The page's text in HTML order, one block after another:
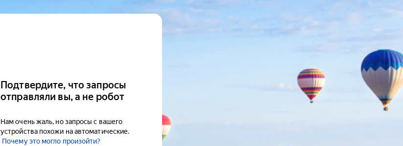
Подтвердите, что запросы
отправляли вы, а не робот
Нам очень жаль, но запросы с вашего
устройства похожи на автоматические.
Почему это могло произойти?